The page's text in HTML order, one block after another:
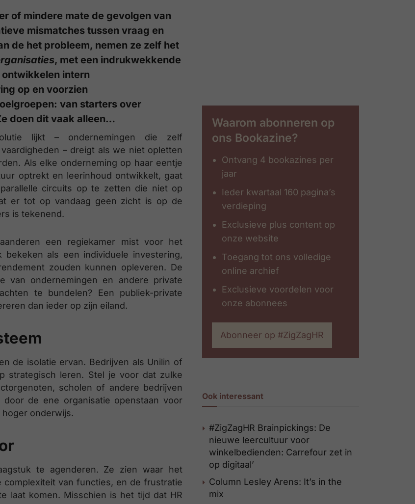
of mindere mate de gevolgen van
mismatches tussen vraag en
de het probleem, nemen ze zelf het
, met een indrukwekkende
intern
op en voorzien
van starters over
doen dit vaak alleen…
lijkt – ondernemingen die zelf
– dreigt als we niet opletten
Als elke onderneming op haar eentje
optrekt en leerinhoud ontwikkelt, gaat
circuits op te zetten die niet op
er tot op vandaag geen zicht is op de
is tekenend.
een regiekamer mist voor het
bekeken als een individuele investering,
zouden kunnen opleveren. De
van ondernemingen en andere private
te bundelen? Een publiek-private
dan ieder op zijn eiland.
de isolatie ervan. Bedrijven als Unilin of
strategisch leren. Stel je voor dat zulke
scholen of andere bedrijven
de ene organisatie openstaan voor
onderwijs.
te agenderen. Ze zien waar het
van functies, en de frustratie
laat komen. Misschien is het tijd dat HR
Waarom abonneren op
ons Bookazine?
Ontvang 4 bookazines per
jaar
Ieder kwartaal 160 pagina’s
verdieping
Exclusieve plus content op
onze website
Toegang tot ons volledige
online archief
Exclusieve voordelen voor
onze abonnees
Abonneer op #ZigZagHR
Ook interessant
#ZigZagHR Brainpickings: De
nieuwe leercultuur voor
winkelbedienden: Carrefour zet in
op digitaal’
Column Lesley Arens: It’s in the
mix